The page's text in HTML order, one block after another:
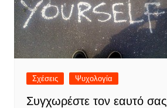
Σχέσεις Ψυχολογία
Συγχωρέστε τον εαυτό σας